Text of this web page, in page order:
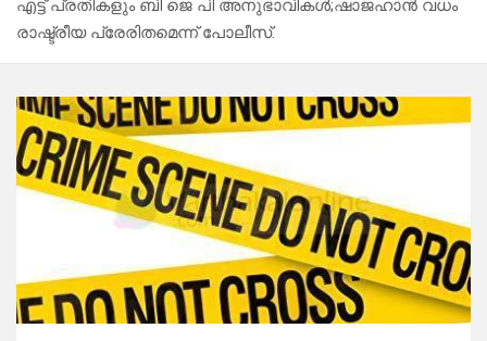
എട്ട് പ്രതികളും ബി ജെ പി അനുഭാവികൾ;ഷാജഹാൻ വധം
രാഷ്ട്രീയ പ്രേരിതമെന്ന് പോലീസ്.